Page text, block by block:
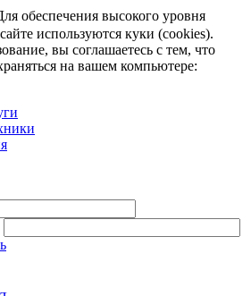
обеспечения высокого уровня
используются куки (cookies).
вы соглашаетесь с тем, что
на вашем компьютере: